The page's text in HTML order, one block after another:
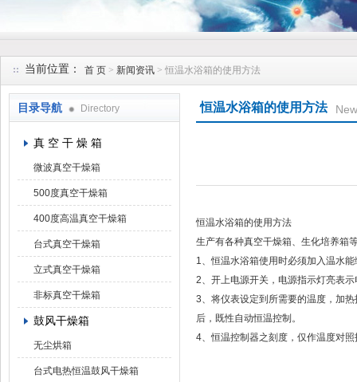
当前位置： 首 页 > 新闻资讯 > 恒温水浴箱的使用方法
目录导航 Directory
真 空 干 燥 箱
微波真空干燥箱
500度真空干燥箱
400度高温真空干燥箱
台式真空干燥箱
立式真空干燥箱
非标真空干燥箱
鼓风干燥箱
无尘烘箱
台式电热恒温鼓风干燥箱
恒温水浴箱的使用方法
恒温水浴箱的使用方法
生产有各种真空干燥箱、生化培养箱
1、恒温水浴箱使用时必须加入温水
2、开上电源开关，电源指示灯亮表
3、将仪表设定到所需要的温度，加
后，既性自动恒温控制。
4、恒温控制器之刻度，仅作温度对